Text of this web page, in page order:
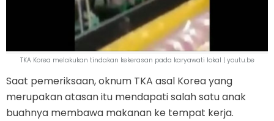
TKA Korea melakukan tindakan kekerasan pada karyawati lokal | youtu.be
Saat pemeriksaan, oknum TKA asal Korea yang
merupakan atasan itu mendapati salah satu anak
buahnya membawa makanan ke tempat kerja.